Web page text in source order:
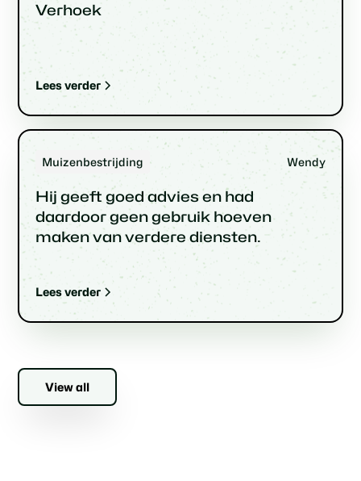
Verhoek
Lees verder
Muizenbestrijding Wendy
Hij geeft goed advies en had
daardoor geen gebruik hoeven
maken van verdere diensten.
Lees verder
View all